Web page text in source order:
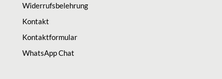
Widerrufsbelehrung
Kontakt
Kontaktformular
WhatsApp Chat